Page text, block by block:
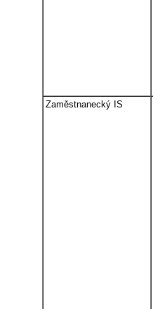
Zaměstnanecký IS